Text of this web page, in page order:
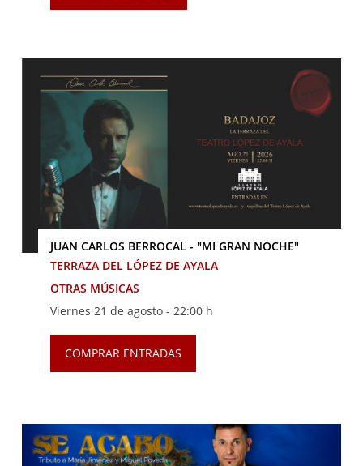
JUAN CARLOS BERROCAL - "MI GRAN NOCHE"
TERRAZA DEL LÓPEZ DE AYALA
OTRAS MÚSICAS
Viernes 21 de agosto - 22:00 h
COMPRAR ENTRADAS